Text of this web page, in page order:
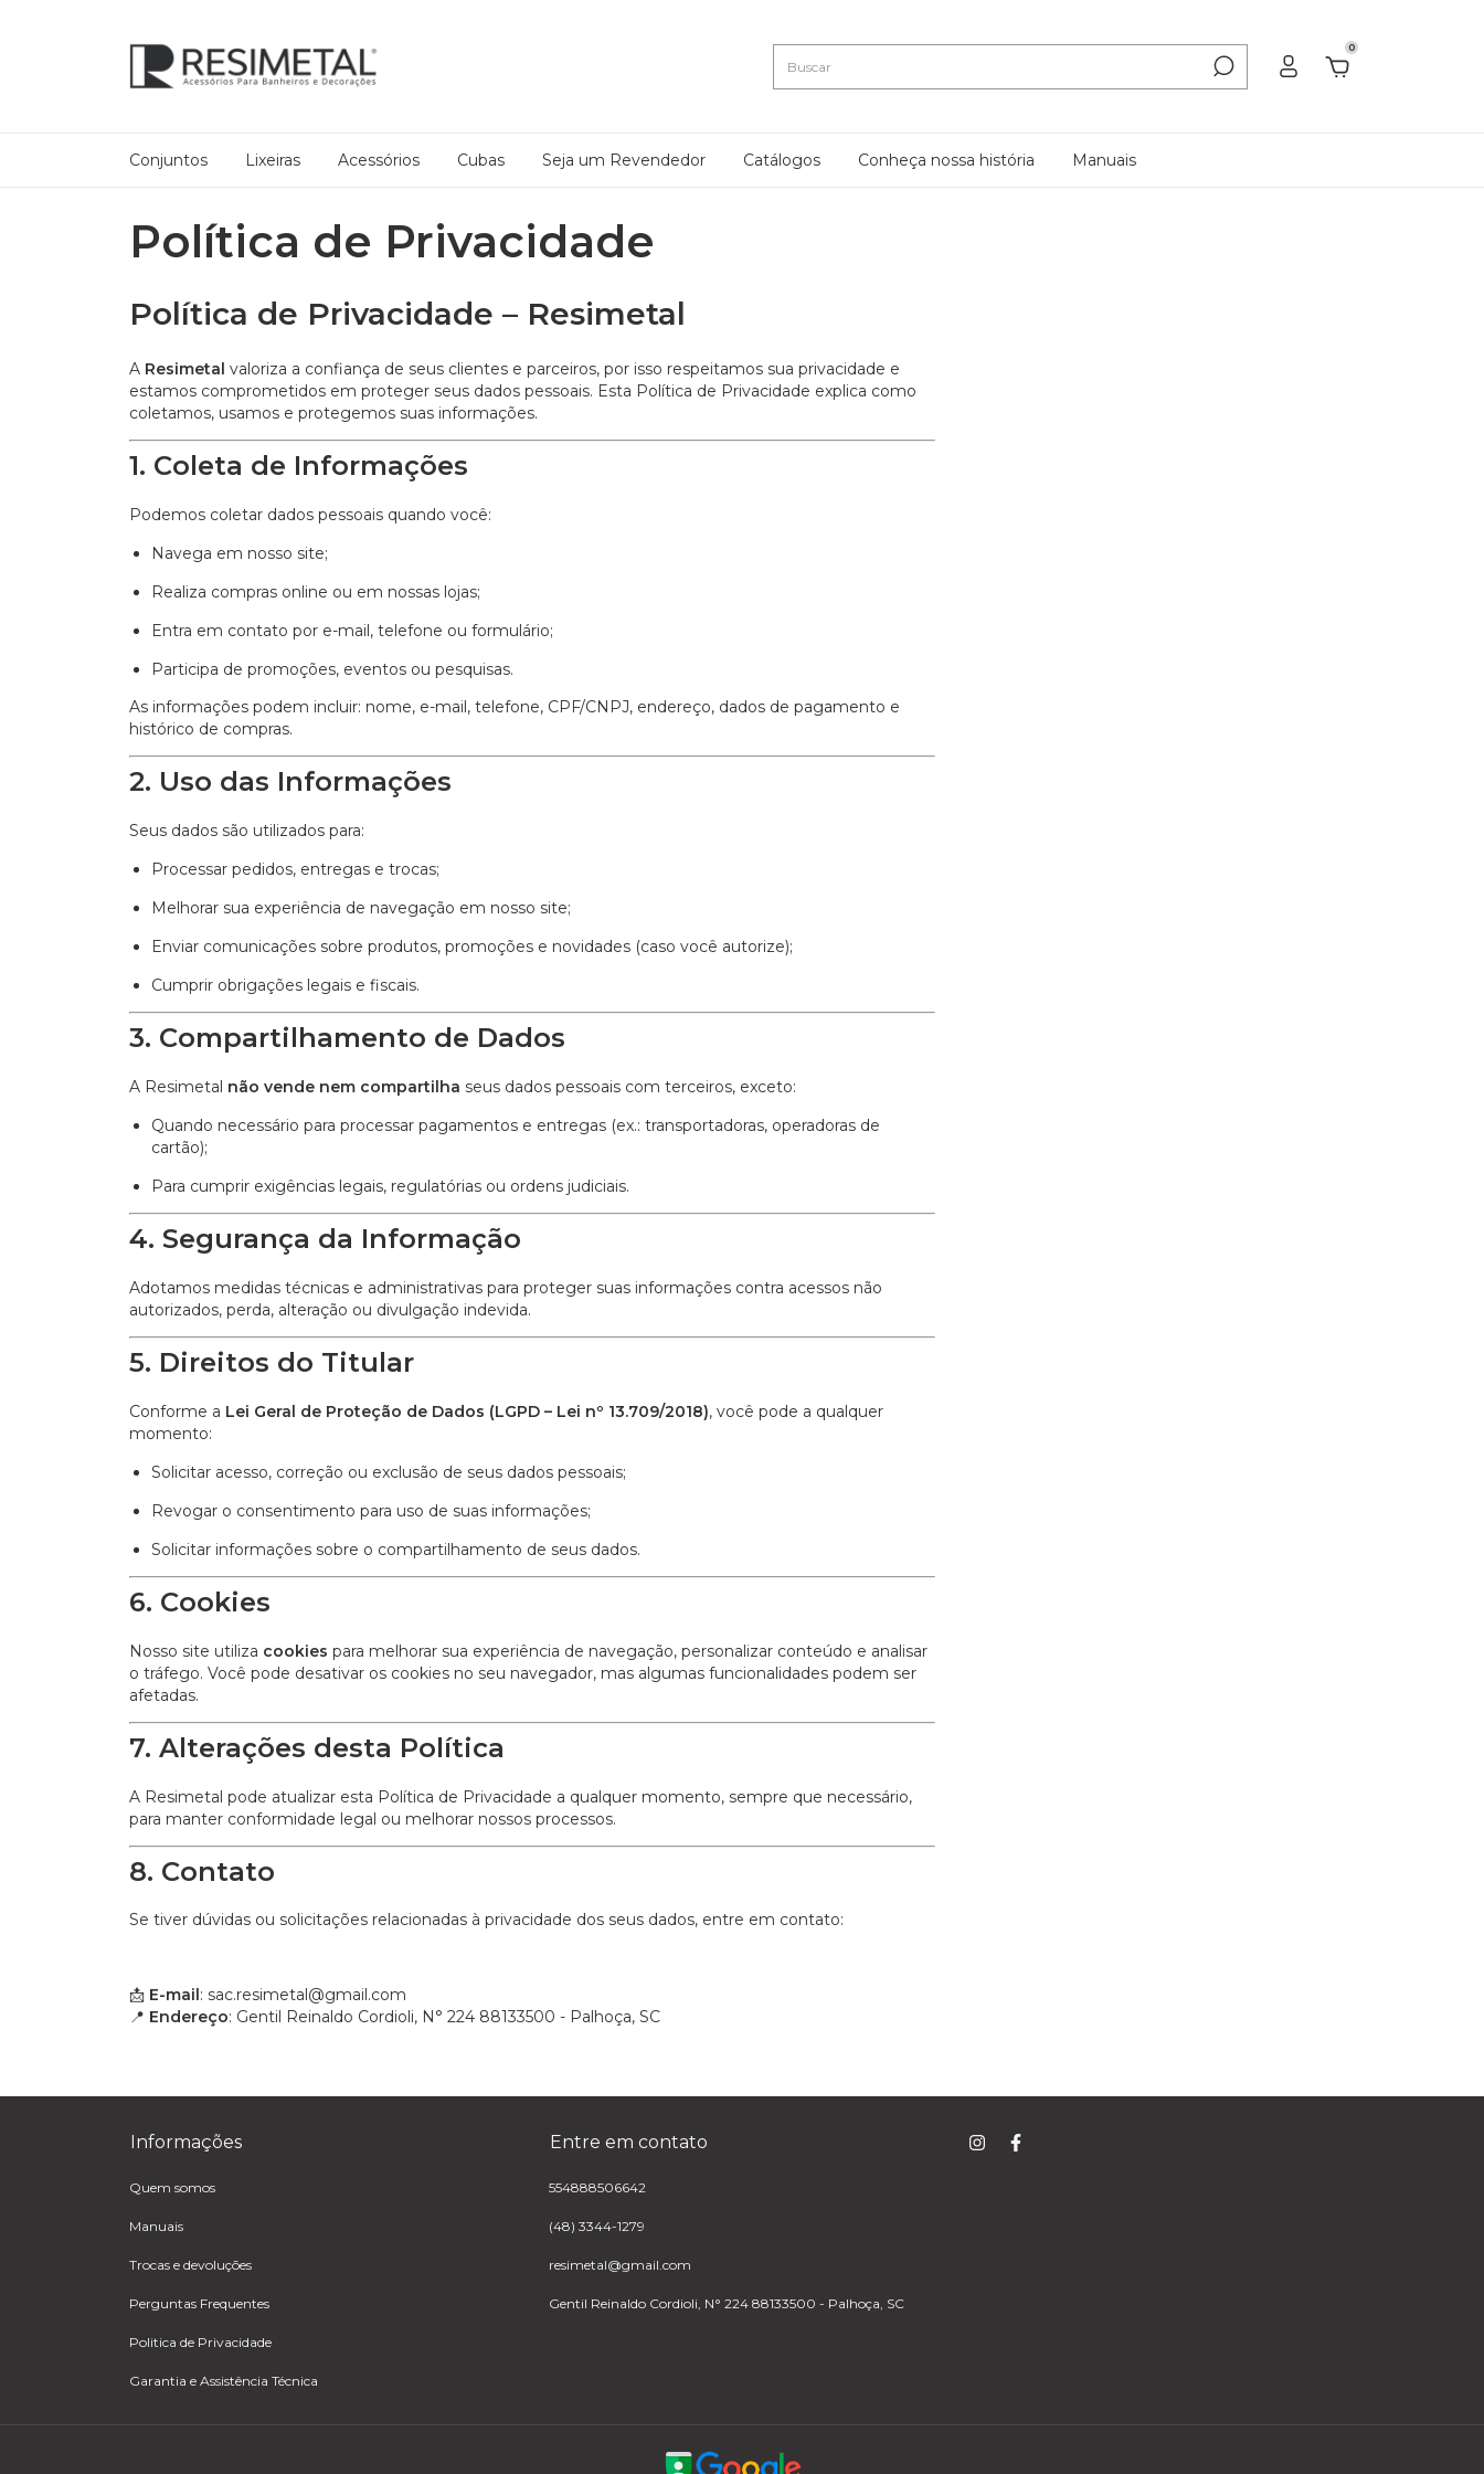
0
Conjuntos Lixeiras Acessórios Cubas Seja um Revendedor Catálogos Conheça nossa história Manuais
Política de Privacidade
Política de Privacidade – Resimetal
A Resimetal valoriza a confiança de seus clientes e parceiros, por isso respeitamos sua privacidade e
estamos comprometidos em proteger seus dados pessoais. Esta Política de Privacidade explica como
coletamos, usamos e protegemos suas informações.
1. Coleta de Informações
Podemos coletar dados pessoais quando você:
Navega em nosso site;
Realiza compras online ou em nossas lojas;
Entra em contato por e-mail, telefone ou formulário;
Participa de promoções, eventos ou pesquisas.
As informações podem incluir: nome, e-mail, telefone, CPF/CNPJ, endereço, dados de pagamento e
histórico de compras.
2. Uso das Informações
Seus dados são utilizados para:
Processar pedidos, entregas e trocas;
Melhorar sua experiência de navegação em nosso site;
Enviar comunicações sobre produtos, promoções e novidades (caso você autorize);
Cumprir obrigações legais e fiscais.
3. Compartilhamento de Dados
A Resimetal não vende nem compartilha seus dados pessoais com terceiros, exceto:
Quando necessário para processar pagamentos e entregas (ex.: transportadoras, operadoras de
cartão);
Para cumprir exigências legais, regulatórias ou ordens judiciais.
4. Segurança da Informação
Adotamos medidas técnicas e administrativas para proteger suas informações contra acessos não
autorizados, perda, alteração ou divulgação indevida.
5. Direitos do Titular
Conforme a Lei Geral de Proteção de Dados (LGPD – Lei nº 13.709/2018), você pode a qualquer
momento:
Solicitar acesso, correção ou exclusão de seus dados pessoais;
Revogar o consentimento para uso de suas informações;
Solicitar informações sobre o compartilhamento de seus dados.
6. Cookies
Nosso site utiliza cookies para melhorar sua experiência de navegação, personalizar conteúdo e analisar
o tráfego. Você pode desativar os cookies no seu navegador, mas algumas funcionalidades podem ser
afetadas.
7. Alterações desta Política
A Resimetal pode atualizar esta Política de Privacidade a qualquer momento, sempre que necessário,
para manter conformidade legal ou melhorar nossos processos.
8. Contato
Se tiver dúvidas ou solicitações relacionadas à privacidade dos seus dados, entre em contato:
📩 E-mail : sac.resimetal@gmail.com
📍 Endereço: Gentil Reinaldo Cordioli, N° 224 88133500 - Palhoça, SC
Informações
Quem somos
Manuais
Trocas e devoluções
Perguntas Frequentes
Politica de Privacidade
Garantia e Assistência Técnica
Entre em contato
554888506642
(48) 3344-1279
resimetal@gmail.com
Gentil Reinaldo Cordioli, N° 224 88133500 - Palhoça, SC